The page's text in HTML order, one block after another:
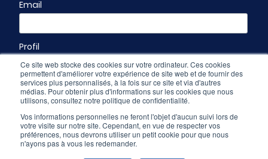
Ce site web stocke des cookies sur votre ordinateur. Ces cookies
permettent d'améliorer votre expérience de site web et de fournir des
services plus personnalisés, à la fois sur ce site et via d'autres
médias. Pour obtenir plus d'informations sur les cookies que nous
utilisons, consultez notre politique de confidentialité.
Vos informations personnelles ne feront l'objet d'aucun suivi lors de
votre visite sur notre site. Cependant, en vue de respecter vos
préférences, nous devrons utiliser un petit cookie pour que nous
n'ayons pas à vous les redemander.
Email
Profil
Espace pro - CGU & mentions légales